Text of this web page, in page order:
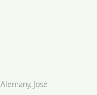
Alemany, José